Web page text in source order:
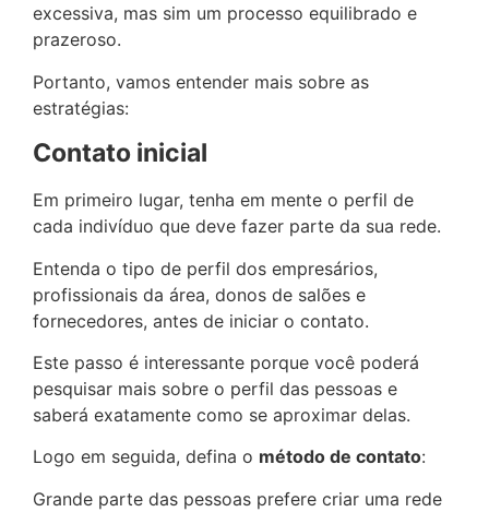
excessiva, mas sim um processo equilibrado e
prazeroso.
Portanto, vamos entender mais sobre as
estratégias:
Contato inicial
Em primeiro lugar, tenha em mente o perfil de
cada indivíduo que deve fazer parte da sua rede.
Entenda o tipo de perfil dos empresários,
profissionais da área, donos de salões e
fornecedores, antes de iniciar o contato.
Este passo é interessante porque você poderá
pesquisar mais sobre o perfil das pessoas e
saberá exatamente como se aproximar delas.
Logo em seguida, defina o método de contato:
Grande parte das pessoas prefere criar uma rede